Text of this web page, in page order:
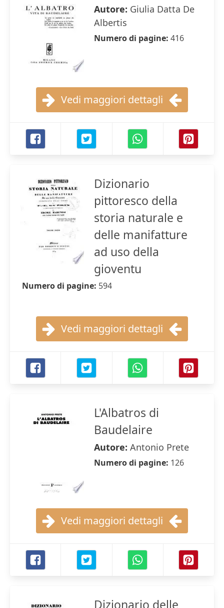
Autore: Giulia Datta De
Albertis
Numero di pagine: 416
Vedi maggiori dettagli
Dizionario
pittoresco della
storia naturale e
delle manifatture
ad uso della
gioventu
Numero di pagine: 594
Vedi maggiori dettagli
L'Albatros di
Baudelaire
Autore: Antonio Prete
Numero di pagine: 126
Vedi maggiori dettagli
Dizionario delle